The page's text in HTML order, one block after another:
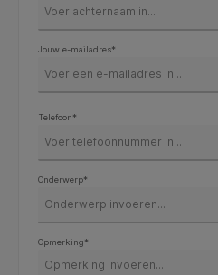
Jouw e-mailadres*
Telefoon*
Onderwerp*
Opmerking*